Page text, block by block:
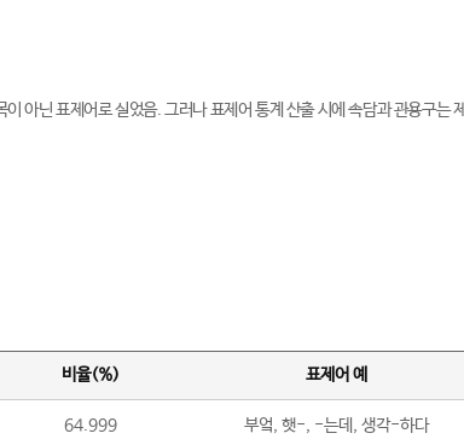
아닌 표제어로 실었음. 그러나 표제어 통계 산출 시에 속담과 관용구는
비율(%) 표제어 예
64.999 부엌, 햇-, -는데, 생각-하다